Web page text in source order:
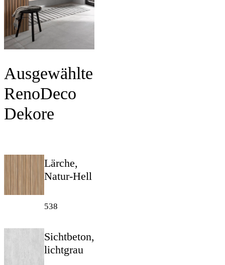
Ausgewählte
RenoDeco
Dekore
Lärche,
Natur-Hell
538
Sichtbeton,
lichtgrau